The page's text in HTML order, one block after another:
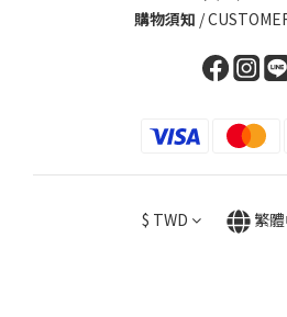
購物須知 /
$ TWD 繁